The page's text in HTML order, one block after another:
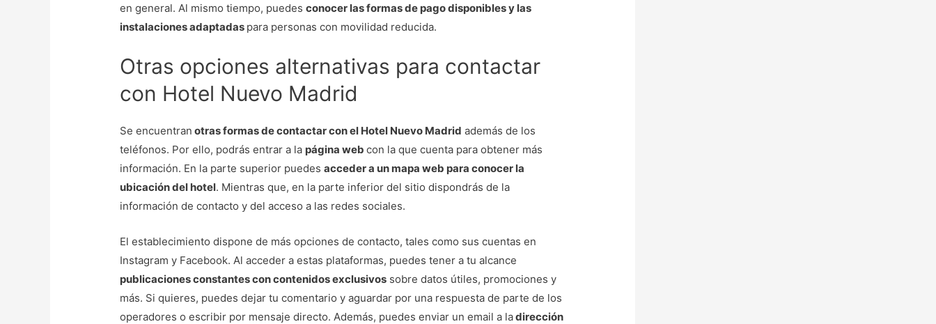
en general. Al mismo tiempo, puedesconocer las formas de pago disponibles y las
instalaciones adaptadas para personas con movilidad reducida.
Otras opciones alternativas para contactar
con Hotel Nuevo Madrid
Se encuentran otras formas de contactar con el Hotel Nuevo Madrid además de los
teléfonos. Por ello, podrás entrar a la página webcon la que cuenta para obtener más
información. En la parte superior puedesacceder a un mapa web para conocer la
ubicación del hotel. Mientras que, en la parte inferior del sitio dispondrás de la
información de contacto y del acceso a las redes sociales.
El establecimiento dispone de más opciones de contacto, tales como sus cuentas en
Instagram y Facebook. Al acceder a estas plataformas, puedes tener a tu alcance
publicaciones constantes con contenidos exclusivos sobre datos útiles, promociones y
más. Si quieres, puedes dejar tu comentario y aguardar por una respuesta de parte de los
operadores o escribir por mensaje directo. Además, puedes enviar un email a ladirección